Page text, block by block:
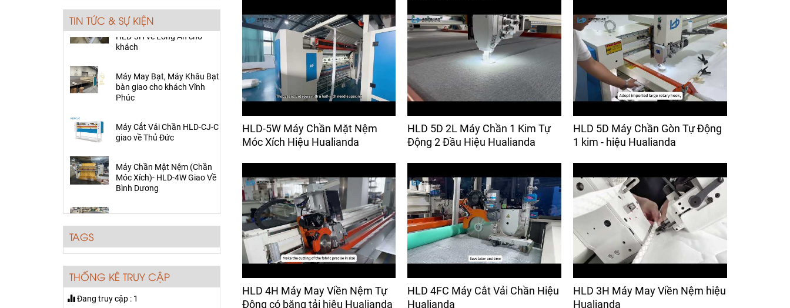
Máy Cắt Vải Tự Động
BH- TECH -2330
Ổ Chao Máy May Viền
Nệm
xích)
Giá:Liên hệ
Máy Cắt Vải Răng Cưa
Điện Tử (bán tự động)
động canh biên trong
TIN TỨC & SỰ KIỆN
khách
Máy May Bạt, Máy Khâu Bạt
Phúc
Máy Cắt Vải Chần HLD-CJ-C
Máy Chần Mặt Nệm (Chần
Bình Dương
Bàn giao Máy May Viền Nệm
khách
bàn giao cho khách Vĩnh
Phúc
TAGS
THỐNG KÊ TRUY CẬP
Đang truy cập : 1
HLD-5W Máy Chần Mặt Nệm
Móc Xích Hiệu Hualianda
HLD 5D 2L Máy Chần 1 Kim Tự
Động 2 Đầu Hiệu Hualianda
HLD 5D Máy Chần Gòn Tự Động
1 kim - hiệu Hualianda
HLD 4H Máy May Viền Nệm Tự
Động có băng tải hiệu Hualianda
HLD 4FC Máy Cắt Vải Chần Hiệu
Hualianda
HLD 3H Máy May Viền Nệm hiệu
Hualianda